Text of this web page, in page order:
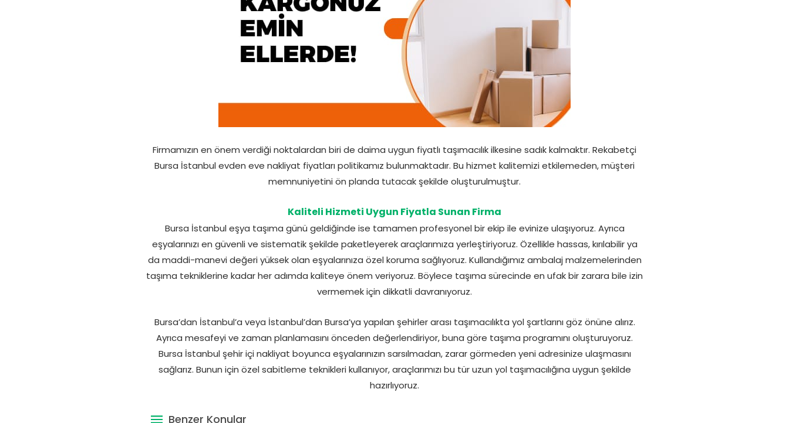
Firmamızın en önem verdiği noktalardan biri de daima uygun fiyatlı taşımacılık ilkesine sadık kalmaktır. Rekabetçi
Bursa İstanbul evden eve nakliyat fiyatları politikamız bulunmaktadır. Bu hizmet kalitemizi etkilemeden, müşteri
memnuniyetini ön planda tutacak şekilde oluşturulmuştur.
Kaliteli Hizmeti Uygun Fiyatla Sunan Firma
Bursa İstanbul eşya taşıma günü geldiğinde ise tamamen profesyonel bir ekip ile evinize ulaşıyoruz. Ayrıca
eşyalarınızı en güvenli ve sistematik şekilde paketleyerek araçlarımıza yerleştiriyoruz. Özellikle hassas, kırılabilir ya
da maddi-manevi değeri yüksek olan eşyalarınıza özel koruma sağlıyoruz. Kullandığımız ambalaj malzemelerinden
taşıma tekniklerine kadar her adımda kaliteye önem veriyoruz. Böylece taşıma sürecinde en ufak bir zarara bile izin
vermemek için dikkatli davranıyoruz.
Bursa’dan İstanbul’a veya İstanbul’dan Bursa’ya yapılan şehirler arası taşımacılıkta yol şartlarını göz önüne alırız.
Ayrıca mesafeyi ve zaman planlamasını önceden değerlendiriyor, buna göre taşıma programını oluşturuyoruz.
Bursa İstanbul şehir içi nakliyat boyunca eşyalarınızın sarsılmadan, zarar görmeden yeni adresinize ulaşmasını
sağlarız. Bunun için özel sabitleme teknikleri kullanıyor, araçlarımızı bu tür uzun yol taşımacılığına uygun şekilde
hazırlıyoruz.
Benzer Konular